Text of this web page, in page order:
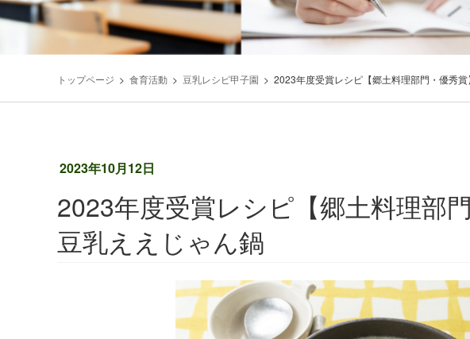
トップページ 食育活動 豆乳レシピ甲子園 2023年度受賞レシピ【郷土料理部門・優秀
2023年10月12日
2023年度受賞レシピ【郷土料理部門
豆乳ええじゃん鍋